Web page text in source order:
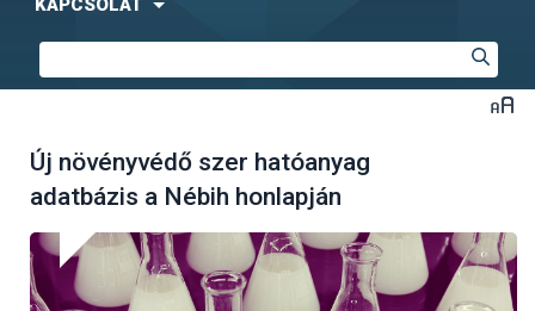
KAPCSOLAT
Új növényvédő szer hatóanyag
adatbázis a Nébih honlapján